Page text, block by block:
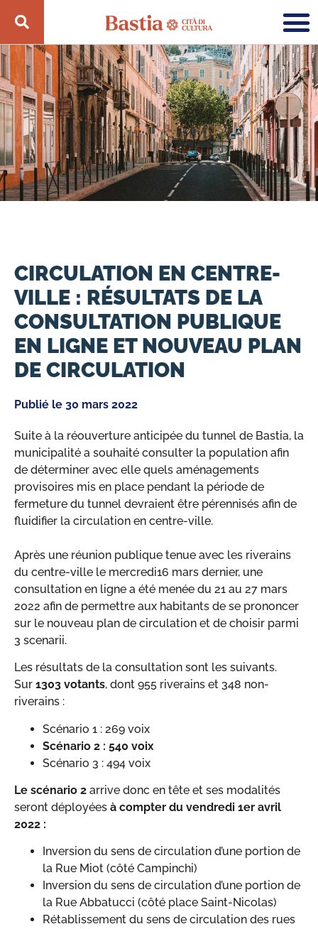
CIRCULATION EN CENTRE-
VILLE : RÉSULTATS DE LA
CONSULTATION PUBLIQUE
EN LIGNE ET NOUVEAU PLAN
DE CIRCULATION
Publié le 30 mars 2022
Suite à la réouverture anticipée du tunnel de Bastia, la
municipalité a souhaité consulter la population afin
de déterminer avec elle quels aménagements
provisoires mis en place pendant la période de
fermeture du tunnel devraient être pérennisés afin de
fluidifier la circulation en centre-ville.
Après une réunion publique tenue avec les riverains
du centre-ville le mercredi16 mars dernier, une
consultation en ligne a été menée du 21 au 27 mars
2022 afin de permettre aux habitants de se prononcer
sur le nouveau plan de circulation et de choisir parmi
3 scenarii.
Les résultats de la consultation sont les suivants.
Sur 1303 votants, dont 955 riverains et 348 non-
riverains :
Scénario 1 : 269 voix
Scénario 2 : 540 voix
Scénario 3 : 494 voix
Le scénario 2 arrive donc en tête et ses modalités
seront déployées à compter du vendredi 1er avril
2022 :
Inversion du sens de circulation d’une portion de
la Rue Miot (côté Campinchi)
Inversion du sens de circulation d’une portion de
la Rue Abbatucci (côté place Saint-Nicolas)
Rétablissement du sens de circulation des rues